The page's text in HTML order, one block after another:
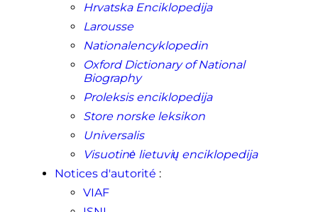
Hrvatska Enciklopedija
Larousse
Nationalencyklopedin
Oxford Dictionary of National
Biography
Proleksis enciklopedija
Store norske leksikon
Universalis
Visuotinė lietuvių enciklopedija
Notices d'autorité :
VIAF